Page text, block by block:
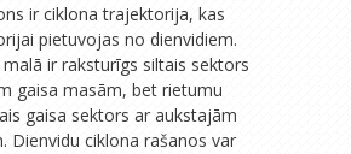
ir ciklona trajektorija, kas
pietuvojas no dienvidiem.
ir raksturīgs siltais sektors
gaisa masām, bet rietumu
gaisa sektors ar aukstajām
Dienvidu ciklona rašanos var